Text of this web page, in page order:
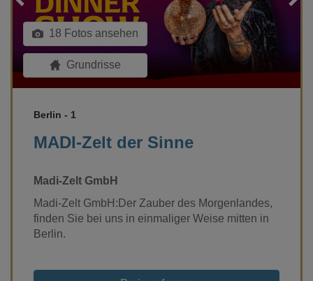
18 Fotos ansehen
Grundrisse
MADI-Zelt der Sinne
Berlin - 1
Madi-Zelt GmbH
Madi-Zelt GmbH:Der Zauber des Morgenlandes,
finden Sie bei uns in einmaliger Weise mitten in
Berlin.